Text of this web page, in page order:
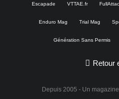
Escapade VTTAE.fr
Enduro Mag Trial Mag
Génération Sans Permis
Retour
Depuis 2005 - Un